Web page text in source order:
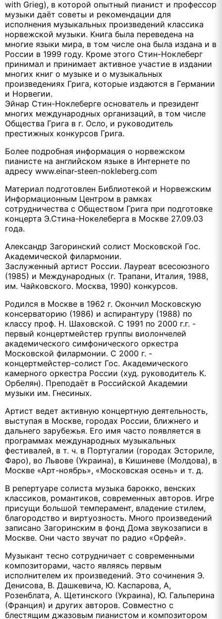
with Grieg), в которой опытный пианист и профессор
музыки даёт советы и рекомендации для
исполнения музыкальных произведений классика
норвежской музыки. Книга была переведена на
многие языки мира, в том числе она была издана и в
России в 1999 году. Кроме этого Стин-Ноклеберг
принимал и принимает активное участие в издании
многих книг о музыке и о музыкальных
произведениях Грига, которые издаются в Германии
и Норвегии.
Эйнар Стин-Ноклеберге основатель и президент
многих международных организаций, в том числе
Общества Грига в г. Осло, и руководитель
престижных конкурсов Грига.
Более подробная информация о норвежском
пианисте на английском языке в Интернете по
адресу www.einar-steen-nokleberg.com
Материал подготовлен Библиотекой и Норвежским
Информационным Центром в рамках
сотрудничества с Обществом Грига при подготовке
концерта Э.Стина-Нокелеберга в Москве 27.09.03
года.
Александр Загоринский солист Московской Гос.
Академической филармонии.
Заслуженный артист России. Лауреат всесоюзного
(1985) и Международных (г. Трапани, Италия, 1988,
им. Чайковского. Москва, 1990) конкурсов.
Родился в Москве в 1962 г. Окончил Московскую
консерваторию (1986) и аспирантуру (1988) по
классу проф. Н. Шаховской. С 1991 по 2000 г.г. -
первый концертмейстер группы виолончелей
академического симфонического оркестра
Московской филармонии. С 2000 г. -
концертмейстер-солист Гос. Академического
камерного оркестра России (худ. руководитель К.
Орбелян). Преподаёт в Российской Академии
музыки им. Гнесиных.
Артист ведет активную концертную деятельность,
выступая в Москве, городах России, ближнего и
дальнего зарубежья. Его имя часто появляется в
программах международных музыкальных
фестивалей, в т. ч. в Португалии (городах Эсториле,
Фаро), во Львове (Украина), в Кишиневе (Молдова), в
Москве «Арт-ноябрь», «Московская осень» и т. д.
В репертуаре солиста музыка барокко, венских
классиков, романтиков, современных авторов. Игре
присущи большой темперамент, владение стилем,
благородство и виртуозность. Много произведений
записано Загоринским в фонд Дома звукозаписи в
Москве. Они часто звучат по радио «Орфей».
Музыкант тесно сотрудничает с современными
композиторами, часто являясь первым
исполнителем их произведений. Это сочинения Э.
Денисова, В. Дашкевича, Ю. Каспарова, А,
Розенблата, А. Щетинского (Украина), Ю. Гальперина
(Франция) и других авторов. Совместно с
блестящим джазовым пианистом и композитором